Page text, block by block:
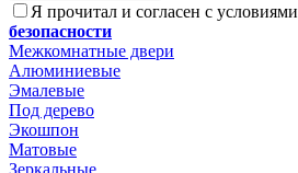
Я прочитал и согласен с условиями
безопасности
Межкомнатные двери
Алюминиевые
Эмалевые
Под дерево
Экошпон
Матовые
Зеркальные